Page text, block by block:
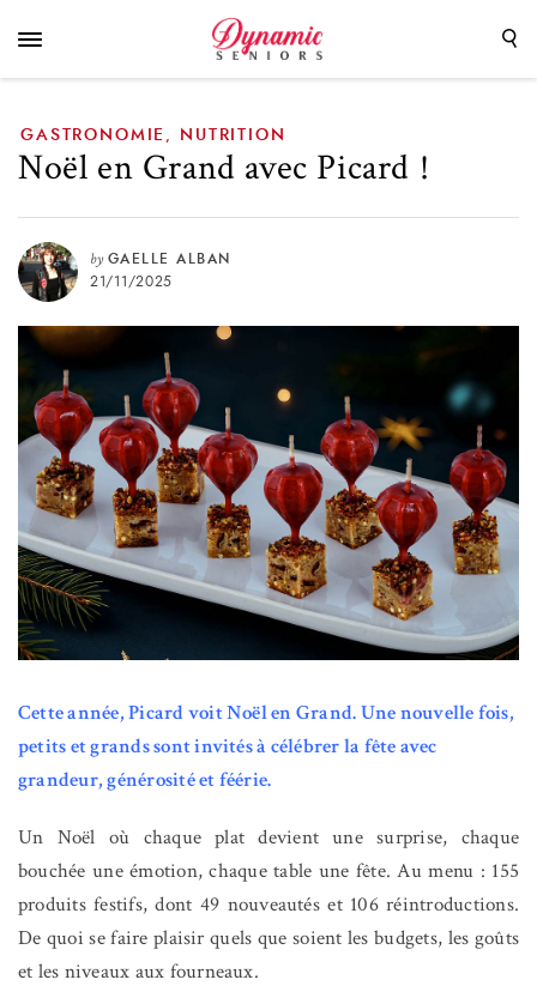
GASTRONOMIE NUTRITION
Noël en Grand avec Picard !
by GAELLE ALBAN
21/11/2025
Cette année, Picard voit Noël en Grand. Une nouvelle fois,
petits et grands sont invités à célébrer la fête avec
grandeur, générosité et féérie.
Un Noël où chaque plat devient une surprise, chaque
bouchée une émotion, chaque table une fête. Au menu : 155
produits festifs, dont 49 nouveautés et 106 réintroductions.
De quoi se faire plaisir quels que soient les budgets, les goûts
et les niveaux aux fourneaux.